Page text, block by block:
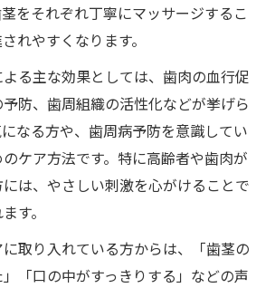
をそれぞれ丁寧にマッサージするこ
れやすくなります。
る主な効果としては、歯肉の血行促
防、歯周組織の活性化などが挙げら
なる方や、歯周病予防を意識してい
ケア方法です。特に高齢者や歯肉が
は、やさしい刺激を心がけることで
す。
取り入れている方からは、「歯茎の
「口の中がすっきりする」などの声